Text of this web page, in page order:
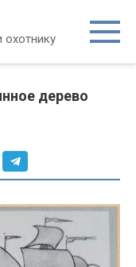
охотнику
дерево